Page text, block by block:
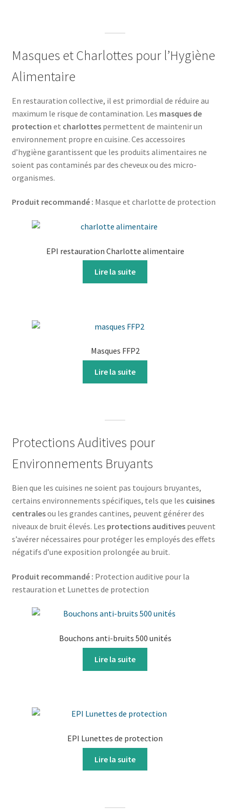
Masques et Charlottes pour l’Hygiène
Alimentaire
En restauration collective, il est primordial de réduire au
maximum le risque de contamination. Les masques de
protection et charlottespermettent de maintenir un
environnement propre en cuisine. Ces accessoires
d’hygiène garantissent que les produits alimentaires ne
soient pas contaminés par des cheveux ou des micro-
organismes.
Produit recommandé : Masque et charlotte de protection
EPI restauration Charlotte alimentaire
Lire la suite
Masques FFP2
Lire la suite
Protections Auditives pour
Environnements Bruyants
Bien que les cuisines ne soient pas toujours bruyantes,
certains environnements spécifiques, tels que les cuisines
centralesou les grandes cantines, peuvent générer des
niveaux de bruit élevés. Les protections auditivespeuvent
s’avérer nécessaires pour protéger les employés des effets
négatifs d’une exposition prolongée au bruit.
Produit recommandé : Protection auditive pour la
restauration et Lunettes de protection
Bouchons anti-bruits 500 unités
Lire la suite
EPI Lunettes de protection
Lire la suite